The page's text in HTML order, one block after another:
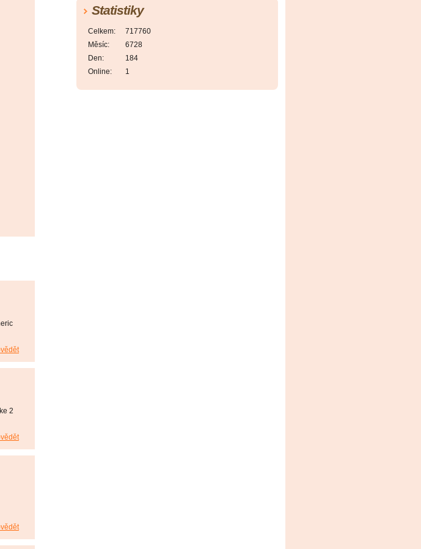
2
Statistiky
Online: 1
Celkem:
717760
Měsíc:
6728
Den:
184